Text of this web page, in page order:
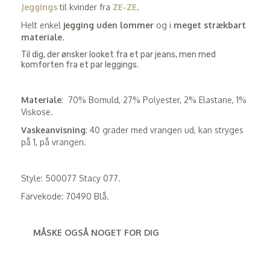
Jeggingstil kvinder fra ZE-ZE.
Helt enkel jegging uden lommer og i meget strækbart
materiale.
Til dig, der ønsker looket fra et par jeans, men med
komforten fra et par leggings.
Materiale: 70% Bomuld, 27% Polyester, 2% Elastane, 1%
Viskose.
Vaskeanvisning: 40 grader med vrangen ud, kan stryges
på 1, på vrangen.
Style: 500077 Stacy 077.
Farvekode: 70490 Blå.
MÅSKE OGSÅ NOGET FOR DIG